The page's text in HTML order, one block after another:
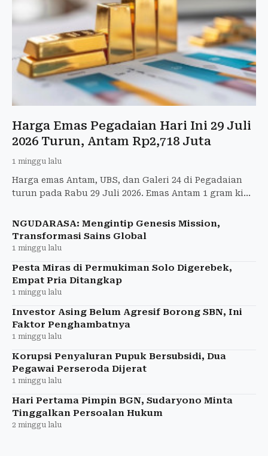
Harga Emas Pegadaian Hari Ini 29 Juli
2026 Turun, Antam Rp2,718 Juta
1 minggu lalu
Harga emas Antam, UBS, dan Galeri 24 di Pegadaian
turun pada Rabu 29 Juli 2026. Emas Antam 1 gram kini
NGUDARASA: Mengintip Genesis Mission,
Transformasi Sains Global
1 minggu lalu
Pesta Miras di Permukiman Solo Digerebek,
Empat Pria Ditangkap
1 minggu lalu
Investor Asing Belum Agresif Borong SBN, Ini
Faktor Penghambatnya
1 minggu lalu
Korupsi Penyaluran Pupuk Bersubsidi, Dua
Pegawai Perseroda Dijerat
1 minggu lalu
Hari Pertama Pimpin BGN, Sudaryono Minta
Tinggalkan Persoalan Hukum
2 minggu lalu